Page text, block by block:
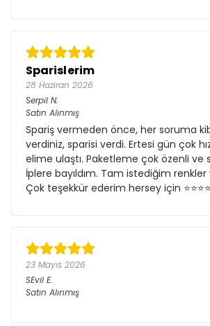
Sparislerim
28 Haziran 2026
Serpil N.
Satın Alınmış
Spariş vermeden önce, her soruma
verdiniz, sparisi verdi. Ertesi gün çok
elime ulaştı. Paketleme çok özenli ve
İplere bayıldım. Tam istediğim
Çok teşekkür ederim hersey için
23 Mayıs 2026
SEvil E.
Satın Alınmış